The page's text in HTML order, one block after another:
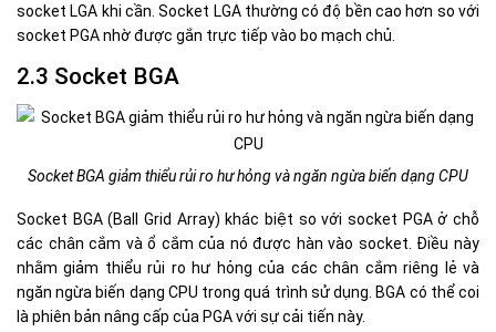
socket LGA khi cần. Socket LGA thường có độ bền cao hơn so với
socket PGA nhờ được gắn trực tiếp vào bo mạch chủ.
2.3 Socket BGA
Socket BGA giảm thiểu rủi ro hư hỏng và ngăn ngừa biến dạng CPU
Socket BGA (Ball Grid Array) khác biệt so với socket PGA ở chỗ
các chân cắm và ổ cắm của nó được hàn vào socket. Điều này
nhằm giảm thiểu rủi ro hư hỏng của các chân cắm riêng lẻ và
ngăn ngừa biến dạng CPU trong quá trình sử dụng. BGA có thể coi
là phiên bản nâng cấp của PGA với sự cải tiến này.